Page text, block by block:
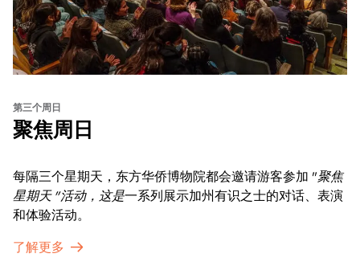
第三个周日
聚焦周日
每隔三个星期天，东方华侨博物院都会邀请游客参加 "聚焦
星期天 "活动，这是一系列展示加州有识之士的对话、表演
和体验活动。
了解更多